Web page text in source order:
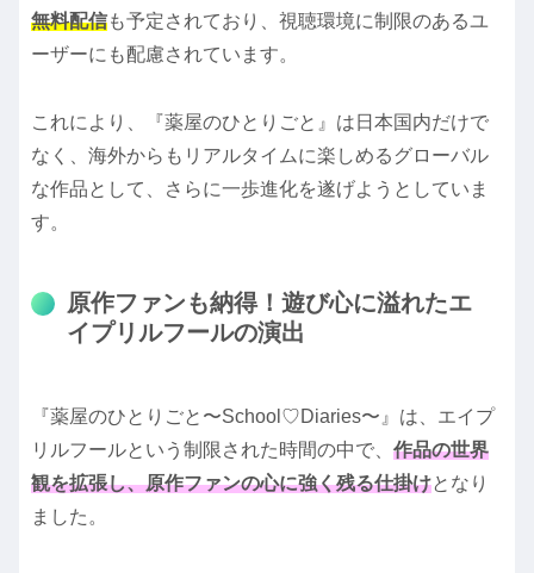
無料配信も予定されており、視聴環境に制限のあるユ
ーザーにも配慮されています。
これにより、『薬屋のひとりごと』は日本国内だけで
なく、海外からもリアルタイムに楽しめるグローバル
な作品として、さらに一歩進化を遂げようとしていま
す。
原作ファンも納得！遊び心に溢れたエ
イプリルフールの演出
『薬屋のひとりごと〜School♡Diaries〜』は、エイプ
リルフールという制限された時間の中で、 作品の世界
観を拡張し、原作ファンの心に強く残る仕掛けとなり
ました。